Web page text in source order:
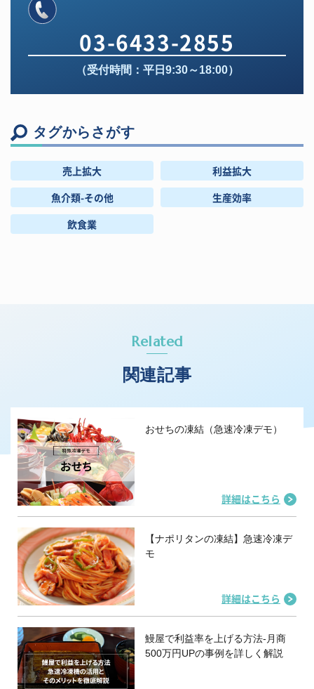
03-6433-2855
（受付時間：平日9:30～18:00）
タグからさがす
売上拡大
利益拡大
魚介類-その他
生産効率
飲食業
Related
関連記事
おせちの凍結（急速冷凍デモ）
詳細はこちら
【ナポリタンの凍結】急速冷凍デ
モ
詳細はこちら
鰻屋で利益率を上げる方法-月商
500万円UPの事例を詳しく解説